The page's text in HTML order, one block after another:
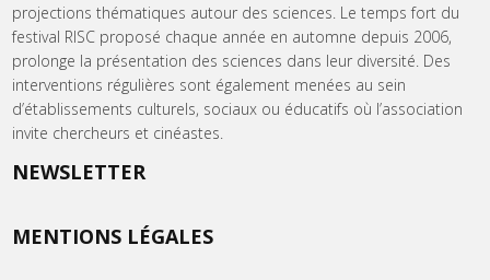
projections thématiques autour des sciences. Le temps fort du
festival RISC proposé chaque année en automne depuis 2006,
prolonge la présentation des sciences dans leur diversité. Des
interventions régulières sont également menées au sein
d’établissements culturels, sociaux ou éducatifs où l’association
invite chercheurs et cinéastes.
NEWSLETTER
MENTIONS LÉGALES